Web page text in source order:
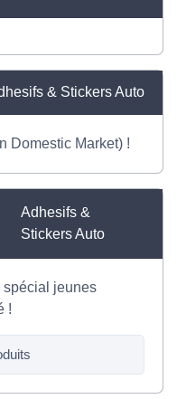
& Stickers Auto
Domestic Market) !
Adhesifs &
Stickers Auto
spécial jeunes
!